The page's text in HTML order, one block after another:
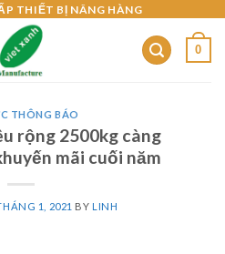
THIẾT BỊ NÂNG HÀNG
0
THÔNG BÁO
rộng 2500kg càng
mãi cuối năm
1, 2021 BY LINH